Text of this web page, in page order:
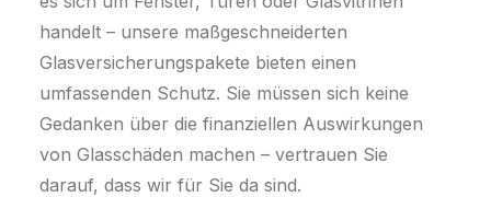
handelt – unsere maßgeschneiderten
Glasversicherungspakete bieten einen
umfassenden Schutz. Sie müssen sich keine
Gedanken über die finanziellen Auswirkungen
von Glasschäden machen – vertrauen Sie
darauf, dass wir für Sie da sind.